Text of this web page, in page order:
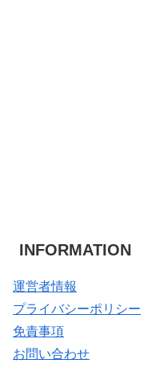
INFORMATION
運営者情報
プライバシーポリシー
免責事項
お問い合わせ